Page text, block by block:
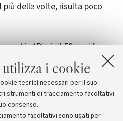
i cookie
tecnici necessari per il suo
strumenti di tracciamento facoltativi
consenso.
facoltativi sono usati per
più delle volte, risulta poco
(Rimini) 59 anni fa,
narratore e saggista, è
RAI dal 1998 al 2001. Fra i
(1994), Graffiti aziendali
(1998), Addio al padre
(2000).